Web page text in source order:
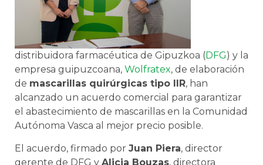
distribuidora farmacéutica de Gipuzkoa (DFG) y la
empresa guipuzcoana, Wolfratex, de elaboración
de mascarillas quirúrgicas tipo IIR, han
alcanzado un acuerdo comercial para garantizar
el abastecimiento de mascarillas en la Comunidad
Autónoma Vasca al mejor precio posible.
El acuerdo, firmado por Juan Piera, director
gerente de DFG y Alicia Bouzas, directora